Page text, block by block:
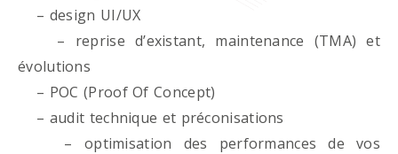
– design UI/UX
– reprise d’existant, maintenance (TMA) et
évolutions
– POC (Proof Of Concept)
– audit technique et préconisations
– optimisation des performances de vos